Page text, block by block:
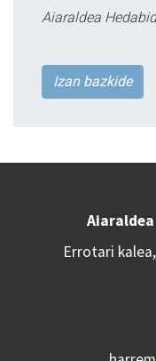
Aiaraldea
Izan bazkide
Errotari